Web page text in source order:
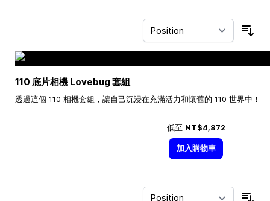
110 底片相機 Lovebug 套組
透過這個 110 相機套組，讓自己沉浸在充滿活力和懷舊的 110 世界中！
低至 NT$4,872
加入購物車